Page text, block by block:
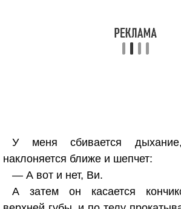
У меня сбивается
наклоняется ближе и шепчет:
— А вот и нет, Ви.
А затем он касается